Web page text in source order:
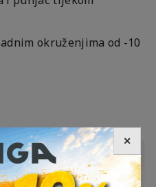
okruženjima od -10
Li-ion
36 V / 18 V
✕